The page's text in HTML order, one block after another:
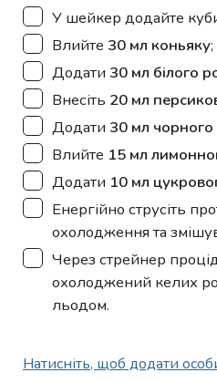
▢
У шейкер додайте
▢
Влийте 30 мл коньяку;
▢
Додати 30 мл білого
▢
Внесіть 20 мл
▢
Додати 30 мл
▢
Влийте 15 мл
▢
Додати 10 мл
▢
Енергійно струсіть
охолодження та
▢
Через стрейнер
охолоджений келих
льодом.
Натисніть, щоб додати